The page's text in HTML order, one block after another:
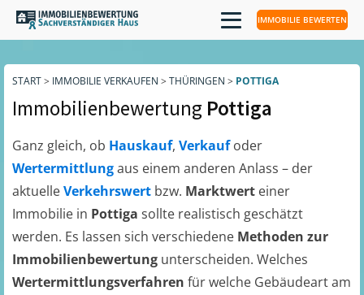
IMMOBILIE BEWERTEN
START> IMMOBILIE VERKAUFEN > THÜRINGEN > POTTIGA
Immobilienbewertung Pottiga
Ganz gleich, ob Hauskauf, Verkaufoder
Wertermittlungaus einem anderen Anlass – der
aktuelleVerkehrswert bzw. Marktwert einer
Immobilie in Pottiga sollte realistisch geschätzt
werden. Es lassen sich verschiedene Methoden zur
Immobilienbewertung unterscheiden. Welches
Wertermittlungsverfahren für welche Gebäudeart am